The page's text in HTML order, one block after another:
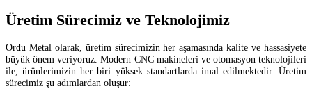
Üretim Sürecimiz ve Teknolojimiz
Ordu Metal olarak, üretim sürecimizin her aşamasında kalite ve hassasiyete
büyük önem veriyoruz. Modern CNC makineleri ve otomasyon teknolojileri
ile, ürünlerimizin her biri yüksek standartlarda imal edilmektedir. Üretim
sürecimiz şu adımlardan oluşur: